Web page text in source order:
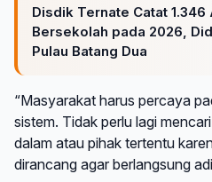
Disdik Ternate Catat 1.346
Bersekolah pada 2026,
Pulau Batang Dua
“Masyarakat harus percaya
sistem. Tidak perlu lagi
dalam atau pihak tertentu
dirancang agar berlangsung